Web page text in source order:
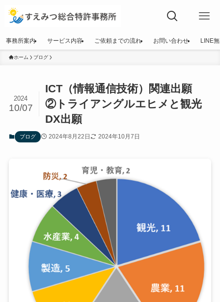
事務所案内 サービス内容 ご依頼までの流れ お問い合わせ LINE
ホーム ブログ
ICT（情報通信技術）関連出願
②トライアングルエヒメと観光
DX出願
2024
10/07
ブログ 2024年8月22日 2024年10月7日